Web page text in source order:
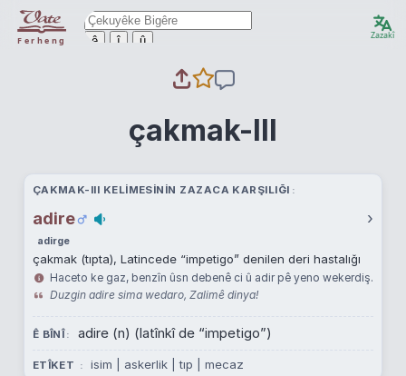
Ferheng ê î û Zazakî
çakmak-III
ÇAKMAK-III KELIMESININ ZAZACA KARŞILIĞI
adire ›
adirge
çakmak (tıpta), Latincede “impetigo” denilen deri hastalığı
Haceto ke gaz, benzîn ûsn debenê ci û adir pê yeno wekerdiş.
Duzgin adire sima wedaro, Zalimê dinya!
Ê BÎNÎ adire (n) (latînkî de “impetigo”)
ETÎKET isim | askerlik | tıp | mecaz